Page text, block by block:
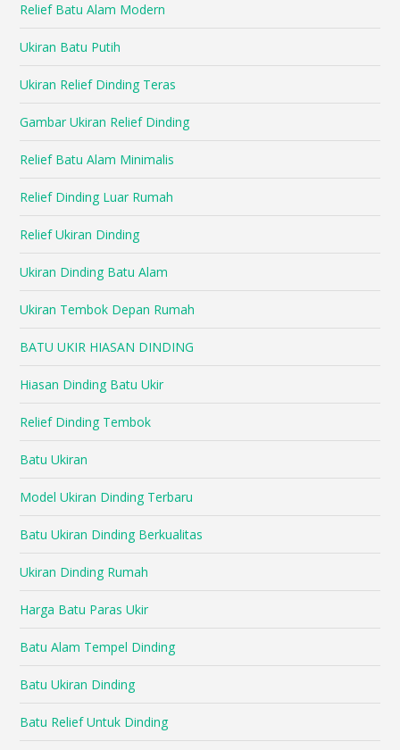
Relief Batu Alam Modern
Ukiran Batu Putih
Ukiran Relief Dinding Teras
Gambar Ukiran Relief Dinding
Relief Batu Alam Minimalis
Relief Dinding Luar Rumah
Relief Ukiran Dinding
Ukiran Dinding Batu Alam
Ukiran Tembok Depan Rumah
BATU UKIR HIASAN DINDING
Hiasan Dinding Batu Ukir
Relief Dinding Tembok
Batu Ukiran
Model Ukiran Dinding Terbaru
Batu Ukiran Dinding Berkualitas
Ukiran Dinding Rumah
Harga Batu Paras Ukir
Batu Alam Tempel Dinding
Batu Ukiran Dinding
Batu Relief Untuk Dinding